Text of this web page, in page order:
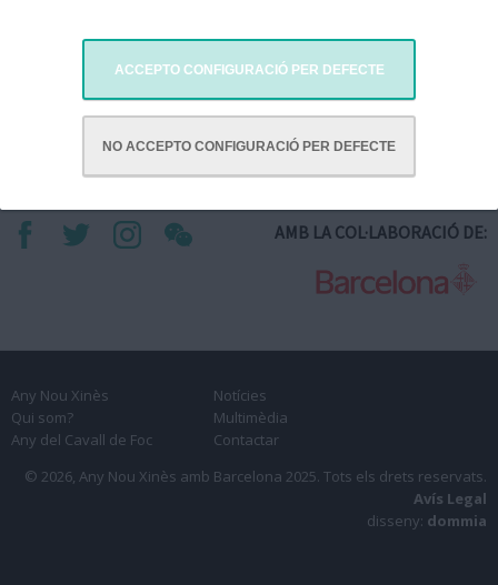
ACCEPTO CONFIGURACIÓ PER DEFECTE
NO ACCEPTO CONFIGURACIÓ PER DEFECTE
Xinès, dedicat al Cavall de Foc. Els participants, organitzats en equips,
hauran de superar proves i enigmes relacionats amb la cultura xinesa
i l'energia d'aquest signe zodiacal: velocitat, passió, empenta i vitalitat.
Cada repte superat aproparà els jugadors al tresor final.
AMB LA COL·LABORACIÓ DE:
Any Nou Xinès
Qui som?
Any del Cavall de Foc
Notícies
Multimèdia
Contactar
© 2026, Any Nou Xinès amb Barcelona 2025. Tots els drets reservats.
Avís Legal
disseny: dommia